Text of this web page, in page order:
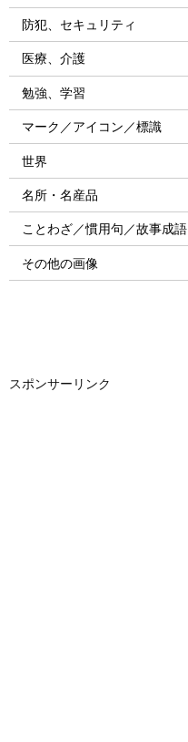
防犯、セキュリティ
医療、介護
勉強、学習
マーク／アイコン／標識
世界
名所・名産品
ことわざ／慣用句／故事成語
その他の画像
スポンサーリンク